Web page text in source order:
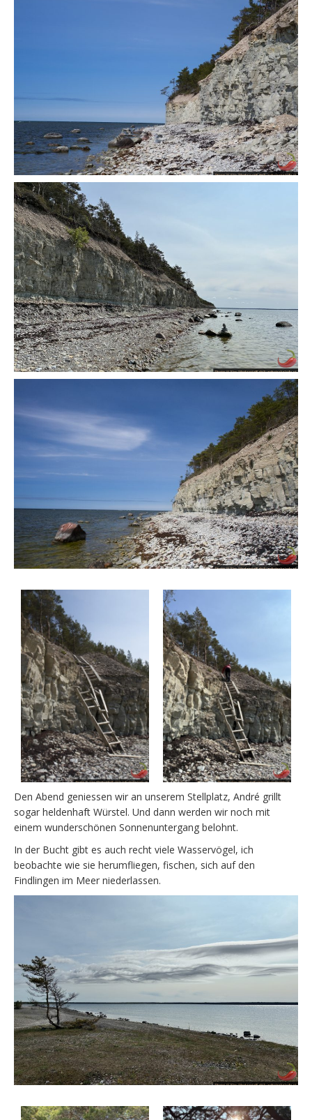
Den Abend geniessen wir an unserem Stellplatz, André grillt
sogar heldenhaft Würstel. Und dann werden wir noch mit
einem wunderschönen Sonnenuntergang belohnt.
In der Bucht gibt es auch recht viele Wasservögel, ich
beobachte wie sie herumfliegen, fischen, sich auf den
Findlingen im Meer niederlassen.